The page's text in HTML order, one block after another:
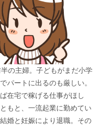
の主婦。子どもがまだ小学
パートに出るのも厳しい。
在宅で稼げる仕事がほし
もと、一流起業に勤めてい
婚と妊娠により退職。その